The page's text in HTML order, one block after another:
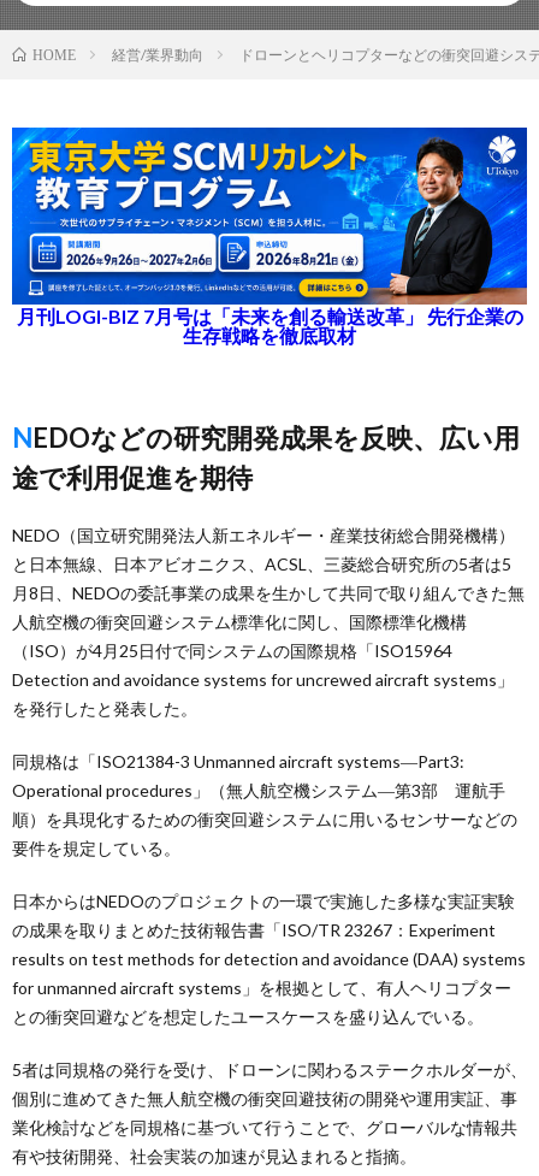
HOME 経営/業界動向 ドローンとヘリコプターなどの衝突回避シ
月刊LOGI-BIZ 7月号は「未来を創る輸送改革」 先行企業の
生存戦略を徹底取材
NEDOなどの研究開発成果を反映、広い用
途で利用促進を期待
NEDO（国立研究開発法人新エネルギー・産業技術総合開発機構）
と日本無線、日本アビオニクス、ACSL、三菱総合研究所の5者は5
月8日、NEDOの委託事業の成果を生かして共同で取り組んできた無
人航空機の衝突回避システム標準化に関し、国際標準化機構
（ISO）が4月25日付で同システムの国際規格「ISO15964
Detection and avoidance systems for uncrewed aircraft systems」
を発行したと発表した。
同規格は「ISO21384-3 Unmanned aircraft systems―Part3:
Operational procedures」（無人航空機システム―第3部 運航手
順）を具現化するための衝突回避システムに用いるセンサーなどの
要件を規定している。
日本からはNEDOのプロジェクトの一環で実施した多様な実証実験
の成果を取りまとめた技術報告書「ISO/TR 23267：Experiment
results on test methods for detection and avoidance (DAA) systems
for unmanned aircraft systems」を根拠として、有人ヘリコプター
との衝突回避などを想定したユースケースを盛り込んでいる。
5者は同規格の発行を受け、ドローンに関わるステークホルダーが、
個別に進めてきた無人航空機の衝突回避技術の開発や運用実証、事
業化検討などを同規格に基づいて行うことで、グローバルな情報共
有や技術開発、社会実装の加速が見込まれると指摘。